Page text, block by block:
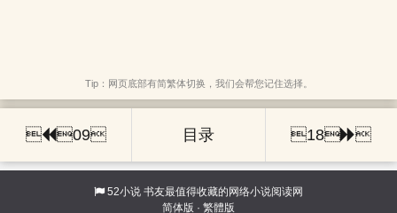
Tip：网页底部有简繁体切换，我们会帮您记住选择。
 09 目录 18 
52小说 书友最值得收藏的网络小说阅读网
简体版 · 繁體版